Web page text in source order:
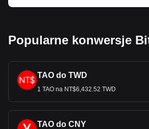
aby sprawdzić, ile kryptowalut
Popularne konwersje
TAO do TWD
1 TAO na NT$6,432.52 TWD
TAO do CNY